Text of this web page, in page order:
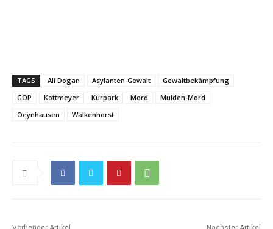
TAGS Ali Dogan Asylanten-Gewalt
Gewaltbekämpfung
GOP
Kottmeyer Kurpark Mord
Mulden-Mord
Oeynhausen
Walkenhorst